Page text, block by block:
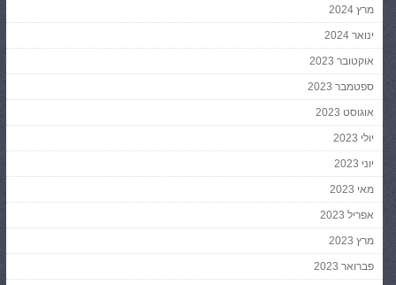
מרץ 2024
ינואר 2024
אוקטובר 2023
ספטמבר 2023
אוגוסט 2023
יולי 2023
יוני 2023
מאי 2023
אפריל 2023
מרץ 2023
פברואר 2023